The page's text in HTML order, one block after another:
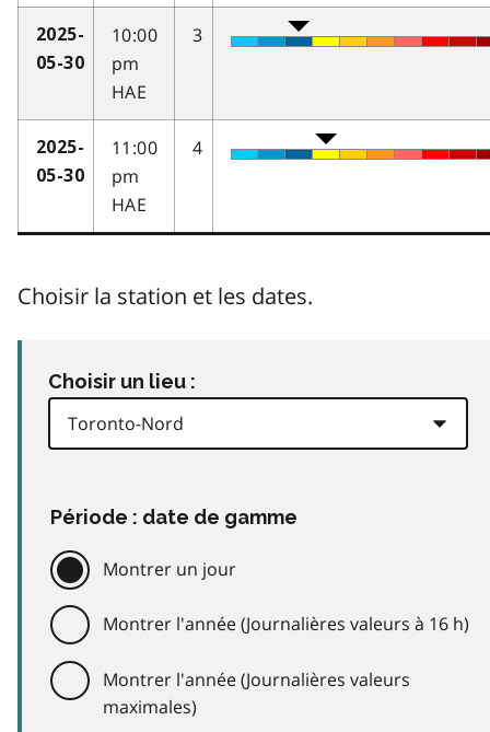
2025-
05-30
10:00
pm
HAE
3
2025-
05-30
11:00
pm
HAE
4
Choisir la station et les dates.
Choisir un lieu :
Période : date de gamme
Montrer un jour
Montrer l'année (Journalières valeurs à 16 h)
Montrer l'année (Journalières valeurs
maximales)